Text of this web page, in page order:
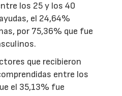
los 25 y los 40
el 24,64%
por 75,36% que fue
que recibieron
entre los
el 35,13% fue